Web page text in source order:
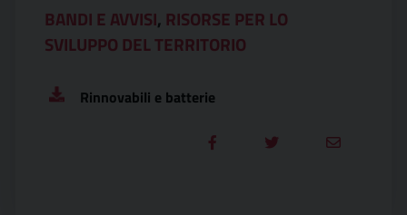
BANDI E AVVISI, RISORSE PER LO
SVILUPPO DEL TERRITORIO
Rinnovabili e batterie